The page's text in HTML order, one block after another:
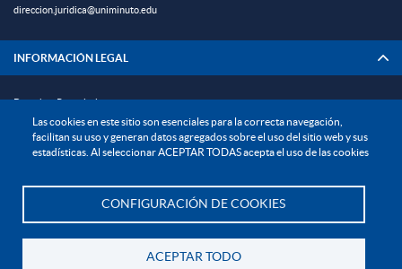
Las cookies en este sitio son esenciales para la correcta navegación,
facilitan su uso y generan datos agregados sobre el uso del sitio web y sus
estadísticas. Al seleccionar ACEPTAR TODAS acepta el uso de las cookies
CONFIGURACIÓN DE COOKIES
ACEPTAR TODO
direccion.juridica@uniminuto.edu
INFORMACIÓN LEGAL
Derechos Pecuniarios
Documentos institucionales y normatividad interna general
Reglamento estudiantil
Política de bienestar universitario